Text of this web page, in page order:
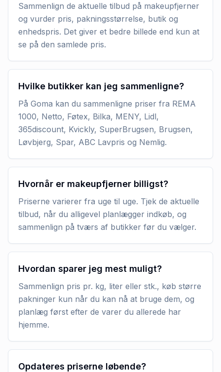
Sammenlign de aktuelle tilbud på makeupfjerner
og vurder pris, pakningsstørrelse, butik og
enhedspris. Det giver et bedre billede end kun at
se på den samlede pris.
Hvilke butikker kan jeg sammenligne?
På Goma kan du sammenligne priser fra REMA
1000, Netto, Føtex, Bilka, MENY, Lidl,
365discount, Kvickly, SuperBrugsen, Brugsen,
Løvbjerg, Spar, ABC Lavpris og Nemlig.
Hvornår er makeupfjerner billigst?
Priserne varierer fra uge til uge. Tjek de aktuelle
tilbud, når du alligevel planlægger indkøb, og
sammenlign på tværs af butikker før du vælger.
Hvordan sparer jeg mest muligt?
Sammenlign pris pr. kg, liter eller stk., køb større
pakninger kun når du kan nå at bruge dem, og
planlæg først efter de varer du allerede har
hjemme.
Opdateres priserne løbende?